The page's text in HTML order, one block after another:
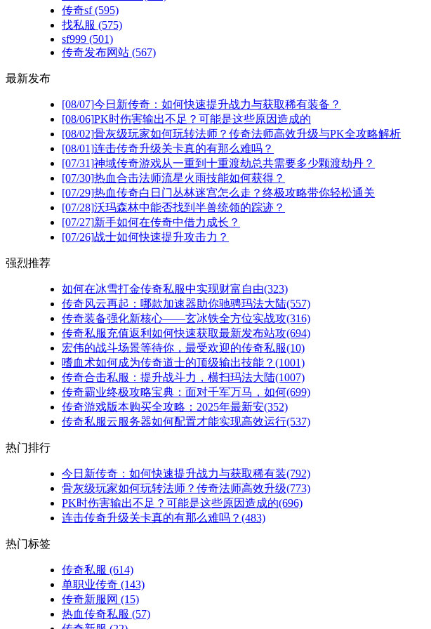
传奇sf(595)
找私服 (575)
sf999 (501)
传奇发布网站 (567)
最新发布
[08/07]今日新传奇：如何快速提升战力与获取稀有装备？
[08/06]PK时伤害输出不足？可能是这些原因造成的
[08/02]骨灰级玩家如何玩转法师？传奇法师高效升级与PK全攻略解析
[08/01]连击传奇升级关卡真的有那么难吗？
[07/31]神域传奇游戏从一重到十重渡劫总共需要多少颗渡劫丹？
[07/30]热血合击法师流星火雨技能如何获得？
[07/29]热血传奇白日门丛林迷宫怎么走？终极攻略带你轻松通关
[07/28]沃玛森林中能否找到半兽统领的踪迹？
[07/27]新手如何在传奇中借力成长？
[07/26]战士如何快速提升攻击力？
强烈推荐
如何在冰雪打金传奇私服中实现财富自由(323)
传奇风云再起：哪款加速器助你驰骋玛法大陆(557)
传奇装备强化新核心——玄冰铁全方位实战攻(316)
传奇私服充值返利如何快速获取最新发布站攻(694)
宏伟的战斗场景等待你，最受欢迎的传奇私服(10)
嗜血术如何成为传奇道士的顶级输出技能？(1001)
传奇合击私服：提升战斗力，横扫玛法大陆(1007)
传奇霸业终极攻略宝典：面对千军万马，如何(699)
传奇游戏版本购买全攻略：2025年最新安(352)
传奇私服云服务器如何配置才能实现高效运行(537)
热门排行
今日新传奇：如何快速提升战力与获取稀有装(792)
骨灰级玩家如何玩转法师？传奇法师高效升级(773)
PK时伤害输出不足？可能是这些原因造成的(696)
连击传奇升级关卡真的有那么难吗？(483)
热门标签
传奇私服 (614)
单职业传奇 (143)
传奇新服网 (15)
热血传奇私服 (57)